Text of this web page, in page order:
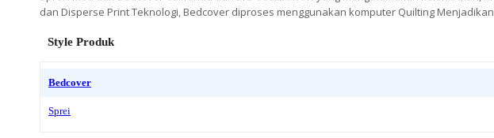
dan Disperse Print Teknologi, Bedcover diproses menggunakan komputer Quilting
Style Produk
Bedcover
Sprei